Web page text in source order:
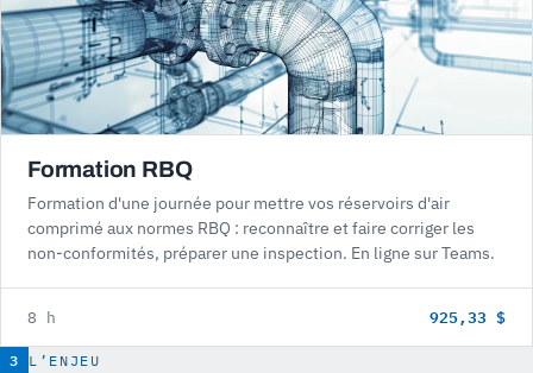
Formation RBQ
Formation d'une journée pour mettre vos réservoirs d'air
comprimé aux normes RBQ : reconnaître et faire corriger les
non-conformités, préparer une inspection. En ligne sur Teams.
8 h 925,33 $
3 L’ENJEU